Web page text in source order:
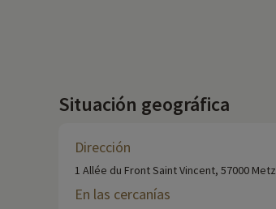
Situación geográfica
Dirección
1 Allée du Front Saint Vincent, 57000 Metz
En las cercanías